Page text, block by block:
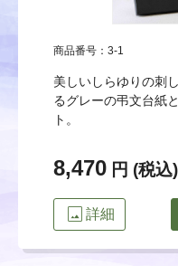
商品番号：3-1
美しいしらゆりの刺
るグレーの弔文台紙
ト。
8,470 円 (税込)
image 詳細